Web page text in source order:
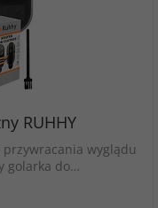
RUHHY
wyglądu
golarka do…